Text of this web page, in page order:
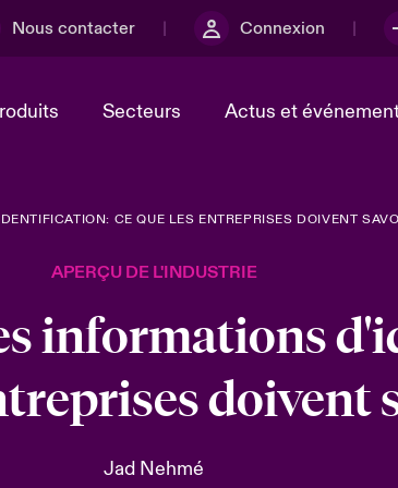
Nous contacter Connexion
et
Ratings
Secteurs Actus et
2025
Lumière sur la
2025
lié à la
CE QUE LES ENTREPRISES DOIVENT
APERÇU DE L'INDUSTRIE
informations
doivent
Jad Nehmé